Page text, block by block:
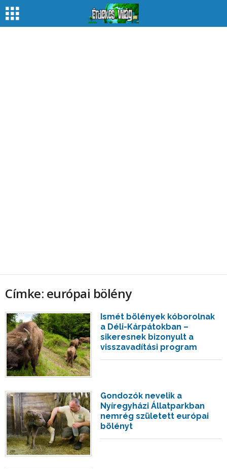
Címke: európai bölény
Ismét bölények kóborolnak
a Déli-Kárpátokban –
sikeresnek bizonyult a
visszavadítási program
Gondozók nevelik a
Nyíregyházi Állatparkban
nemrég született európai
bölényt